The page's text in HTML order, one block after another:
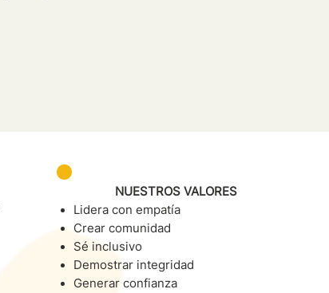
NUESTROS VALORES
Lidera con empatía
Crear comunidad
Sé inclusivo
Demostrar integridad
Generar confianza